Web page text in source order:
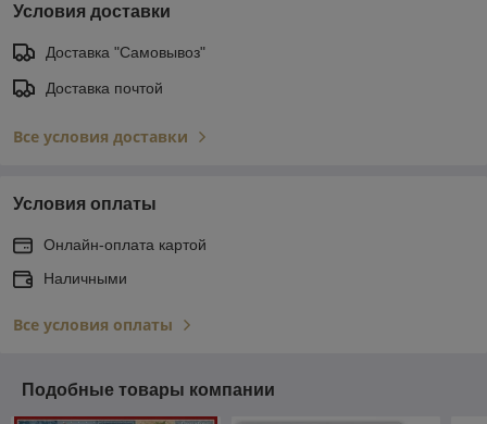
Условия доставки
Доставка "Самовывоз"
Доставка почтой
Все условия доставки
Условия оплаты
Онлайн-оплата картой
Наличными
Все условия оплаты
Подобные товары компании